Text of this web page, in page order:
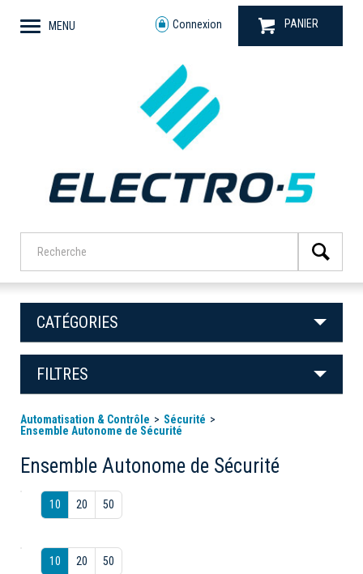
MENU Connexion PANIER
CATÉGORIES
FILTRES
Automatisation & Contrôle
Sécurité
Ensemble Autonome de Sécurité
Ensemble Autonome de Sécurité
10 20 50
10 20 50